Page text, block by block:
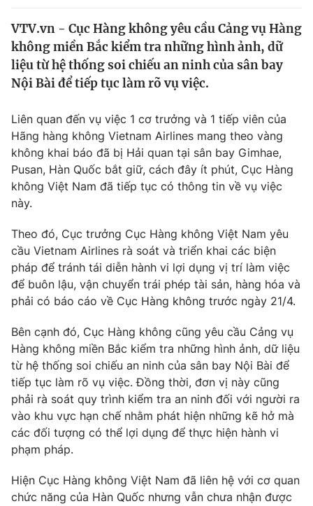
Thế giới
Tin tức
Thế giới đó đây
Câu chuyện quốc tế
Kinh tế
Tài chính
Thị trường
Góc doanh nghiệp
Dữ liệu và đời sống
Truyền hình
Phim VTV
Hậu trường
Nhân vật
Khán giả
Điện ảnh
Âm nhạc
Sao
Đời sống
Du lịch
Chất lượng cuộc sống
Giáo dục
Tuyển sinh
Học trực tuyến
Công nghệ
Hitech Công nghệ tương lai
Sản phẩm
Thị trường
Tư vấn
Giao lưu trực tuyến
Lịch phát sóng
Emagazine Podcast
VTV.vn - Cục Hàng không yêu cầu Cảng vụ Hàng
không miền Bắc kiểm tra những hình ảnh, dữ
liệu từ hệ thống soi chiếu an ninh của sân bay
Nội Bài để tiếp tục làm rõ vụ việc.
Liên quan đến vụ việc 1 cơ trưởng và 1 tiếp viên của
Hãng hàng không Vietnam Airlines mang theo vàng
không khai báo đã bị Hải quan tại sân bay Gimhae,
Pusan, Hàn Quốc bắt giữ, cách đây ít phút, Cục Hàng
không Việt Nam đã tiếp tục có thông tin về vụ việc
này.
Theo đó, Cục trưởng Cục Hàng không Việt Nam yêu
cầu Vietnam Airlines rà soát và triển khai các biện
pháp để tránh tái diễn hành vi lợi dụng vị trí làm việc
để buôn lậu, vận chuyển trái phép tài sản, hàng hóa và
phải có báo cáo về Cục Hàng không trước ngày 21/4.
Bên cạnh đó, Cục Hàng không cũng yêu cầu Cảng vụ
Hàng không miền Bắc kiểm tra những hình ảnh, dữ liệu
từ hệ thống soi chiếu an ninh của sân bay Nội Bài để
tiếp tục làm rõ vụ việc. Đồng thời, đơn vị này cũng
phải rà soát quy trình kiểm tra an ninh đối với người ra
vào khu vực hạn chế nhằm phát hiện những kẽ hở mà
các đối tượng có thể lợi dụng để thực hiện hành vi
phạm pháp.
Hiện Cục Hàng không Việt Nam đã liên hệ với cơ quan
chức năng của Hàn Quốc nhưng vẫn chưa nhận được